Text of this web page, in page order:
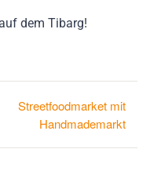
dem Tibarg!
Streetfoodmarket mit
Handmademarkt